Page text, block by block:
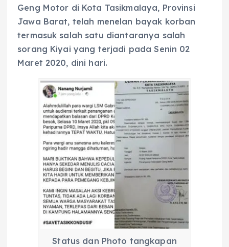
Geng Motor di Kota Tasikmalaya, Provinsi
Jawa Barat, telah menelan bayak korban
termasuk salah satu diantaranya salah
sorang Kiyai yang terjadi pada Senin 02
Maret 2020, dini hari.
Status dan Photo tangkapan